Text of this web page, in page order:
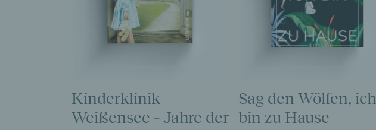
Kinderklinik
Weißensee – Jahre der
Sag den Wölfen, ich
bin zu Hause